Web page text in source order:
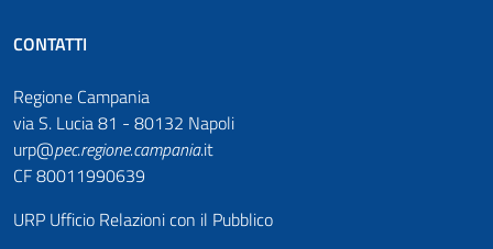
CONTATTI
Regione Campania
via S. Lucia 81 - 80132 Napoli
urp@pec.regione.campania.it
CF 80011990639
URP Ufficio Relazioni con il Pubblico